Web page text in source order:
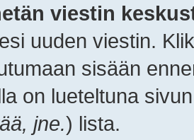
viestin
uuden viestin.
sisään
on lueteltuna
jne.) lista.